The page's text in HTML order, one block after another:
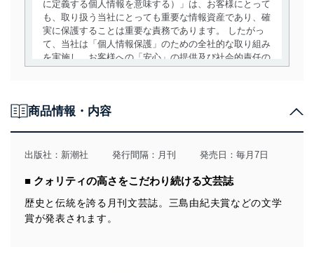
に定義する個人情報を意味する）」は、お客様にとって
も、取り扱う当社にとっても重要な情報資産であり、確
実に保護することは重要な責務であります。 したがっ
て、当社は「個人情報保護」のための全社的な取り組み
を実施し、お客様への「安心」の提供及び社会的責任の
用目的を明確にし、本人の同意を得たうえで利用目的の
達成に必要な範囲内で適法かつ公正な手段によって取
得・利用・提供を行います。また、当社が保有している
個人情報は、同意を得ずに目的外利用、第三者への提
供・開示は行いません。当社においてはこれらの取り組
みを確実にするため、従業者等の教育を徹底してまいり
ます。また、目的外利用を行わないために、適切な管理
商品情報・内容
出版社： 新潮社 発行間隔：月刊 発売日：毎月7日
■ クォリティの高さをこだわり続ける文芸誌
歴史と伝統を誇る月刊文芸誌。三島由紀夫賞などの文学
賞が発表されます。